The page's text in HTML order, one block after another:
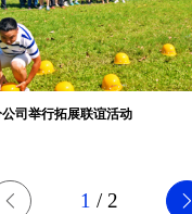
司举行拓展联谊活动
1 / 2